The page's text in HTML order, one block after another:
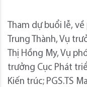
Tham dự buổi lễ,
Trung Thành, Vụ
Thị Hồng My, Vụ
trưởng Cục Phát
Kiến trúc; PGS.TS